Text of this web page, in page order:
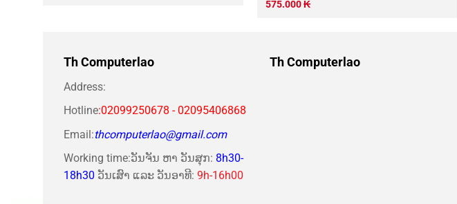
575.000₭
Th Computerlao
Address:
Hotline:02099250678 - 02095406868
Email:thcomputerlao@gmail.com
Working time:ວັນຈັນ ຫາ ວັນສຸກ: 8h30-
18h30 ວັນເສົາ ແລະ ວັນອາທີ: 9h-16h00
Th Computerlao